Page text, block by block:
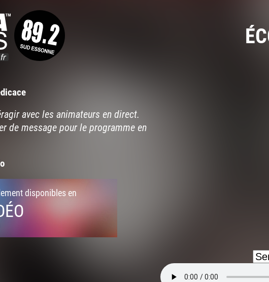
avec les animateurs en direct.
de message pour le programme en
disponibles en